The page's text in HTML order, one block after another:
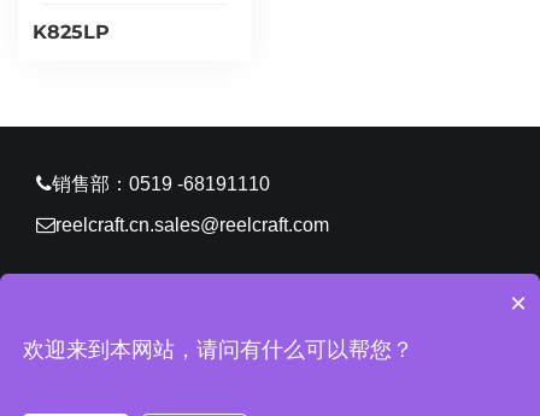
K825LP
销售部：0519 -68191110
reelcraft.cn.sales@reelcraft.com
CopyRight © 2026 锐技卷轴（常州）有限公司 版权所有
苏ICP备11061629号-2 网站地图 所有标签
×
欢迎来到本网站，请问有什么可以帮您？